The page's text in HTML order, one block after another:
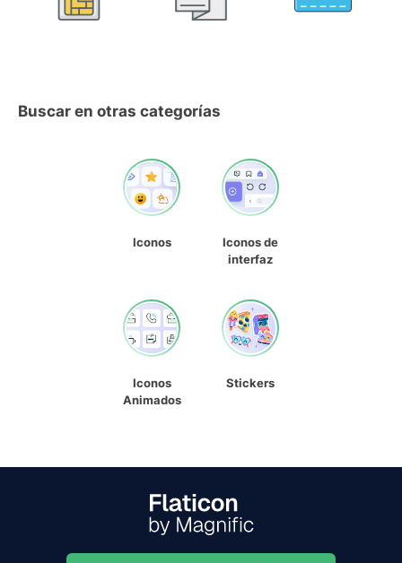
Buscar en otras categorías
Iconos
Iconos de
interfaz
Iconos
Animados
Stickers